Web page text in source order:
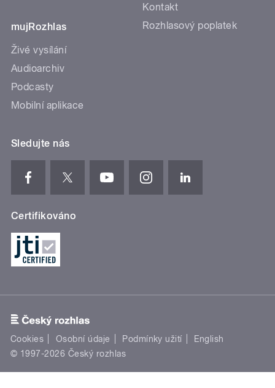
mujRozhlas
Živé vysílání
Audioarchiv
Podcasty
Mobilní aplikace
Kontakt
Rozhlasový poplatek
Sledujte nás
Certifikováno
Cookies Osobní údaje Podmínky užití
English
© 1997-2026 Český rozhlas